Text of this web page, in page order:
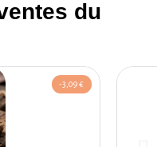
du
-3,09 €